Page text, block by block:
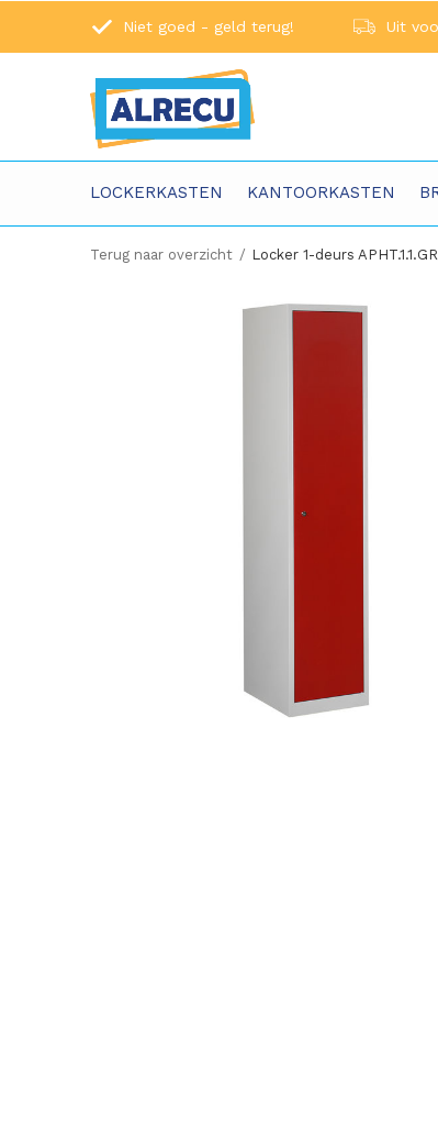
LOCKERKASTEN KANTOORKASTEN
Niet goed - geld terug! Uit
Terug naar overzicht Locker 1-deurs